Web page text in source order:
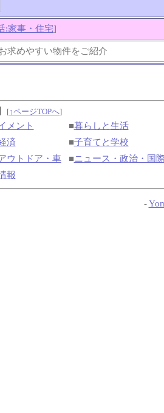
:家事・住宅]
求めやすい物件をご紹介
[↑ページTOPへ]
メント ■暮らしと生活
済 ■子育てと学校
ウトドア・車 ■ニュース・政治・国
報
-